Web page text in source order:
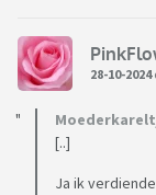
28-10-2024
[..]
Ja ik